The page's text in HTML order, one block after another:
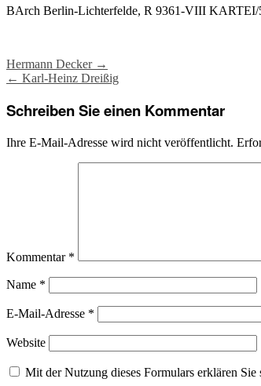
BArch Berlin-Lichterfelde, R 9361-VIII
Post
Hermann Decker →
← Karl-Heinz Dreißig
Schreiben Sie einen Kommentar
Ihre E-Mail-Adresse wird nicht veröffentlicht.
Kommentar *
Name *
E-Mail-Adresse *
Website
Mit der Nutzung dieses Formulars erklären